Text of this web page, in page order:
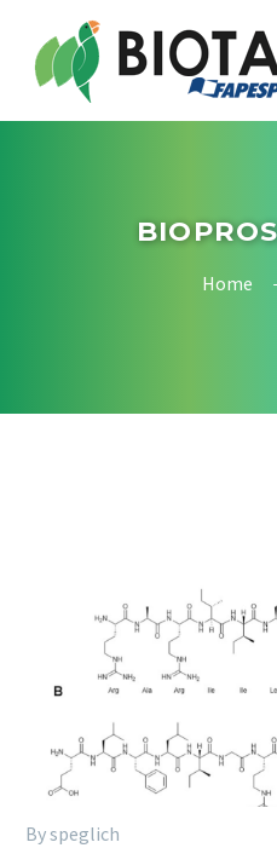
Home
By speglich